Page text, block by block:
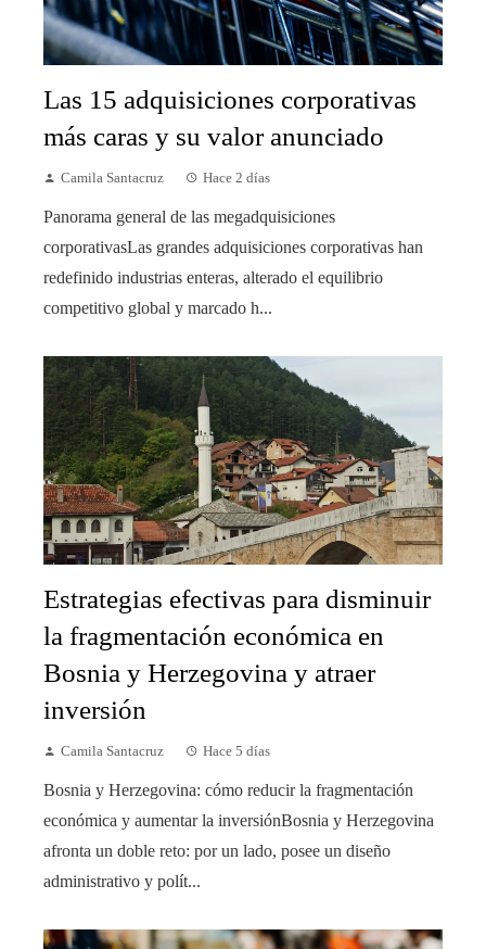
Las 15 adquisiciones corporativas
más caras y su valor anunciado
Camila Santacruz Hace 2 días
Panorama general de las megadquisiciones
corporativasLas grandes adquisiciones corporativas han
redefinido industrias enteras, alterado el equilibrio
competitivo global y marcado h...
Estrategias efectivas para disminuir
la fragmentación económica en
Bosnia y Herzegovina y atraer
inversión
Camila Santacruz Hace 5 días
Bosnia y Herzegovina: cómo reducir la fragmentación
económica y aumentar la inversiónBosnia y Herzegovina
afronta un doble reto: por un lado, posee un diseño
administrativo y polít...